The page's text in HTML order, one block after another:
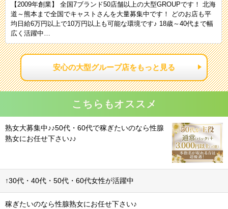
【2009年創業】 全国7ブランド50店舗以上の大型GROUPです！ 北海
道～熊本まで全国でキャストさんを大量募集中です！ どのお店も平
均日給6万円以上で10万円以上も可能な環境です♪ 18歳～40代まで幅
広く活躍中…
安心の大型グループ店をもっと見る
こちらもオススメ
熟女大募集中♪♪50代・60代で稼ぎたいのなら性腺
熟女にお任せ下さい♪♪
↑30代・40代・50代・60代女性が活躍中
稼ぎたいのなら性腺熟女にお任せ下さい♪